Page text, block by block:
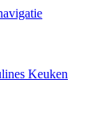
Keuken